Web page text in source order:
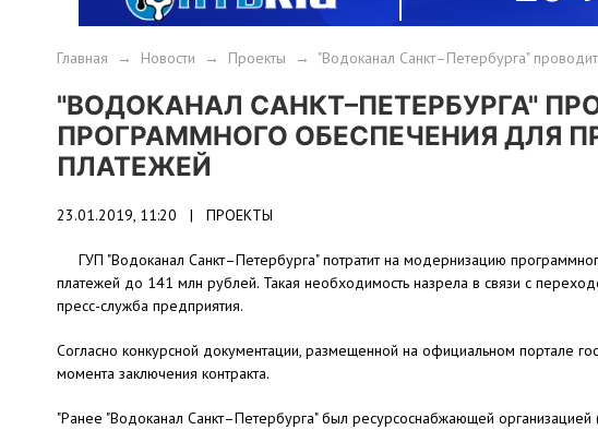
Главная → Новости → Проекты → "Водоканал Санкт–Петербурга"
"ВОДОКАНАЛ САНКТ–ПЕТЕРБУРГА"
ПРОГРАММНОГО ОБЕСПЕЧЕНИЯ ДЛЯ
ПЛАТЕЖЕЙ
23.01.2019, 11:20 | ПРОЕКТЫ
ГУП "Водоканал Санкт–Петербурга" потратит на модернизацию
платежей до 141 млн рублей. Такая необходимость назрела в связи с
пресс-служба предприятия.
Согласно конкурсной документации, размещенной на официальном портале
момента заключения контракта.
"Ранее "Водоканал Санкт–Петербурга" был ресурсоснабжающей